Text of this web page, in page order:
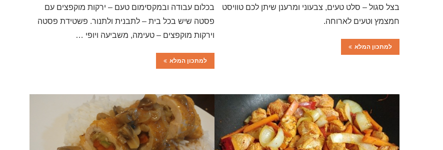
בצל סגול – סלט טעים, צבעוני ומרענן שיתן לכם טוויסט
חמצמץ וטעים לארוחה.
למתכון המלא
בכלום עבודה ובמקסימום טעם – ירקות מוקפצים עם
פסטה שיש בכל בית – לתבנית ולתנור. פשטידת פסטה
וירקות מוקפצים – טעימה, משביעה ויופי …
למתכון המלא